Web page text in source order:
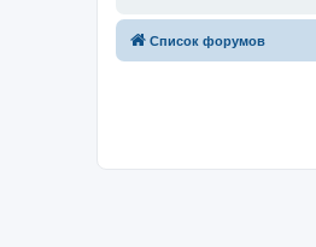
Список форумов